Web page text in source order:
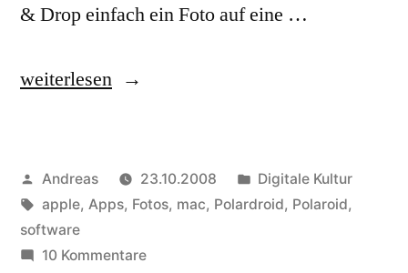
& Drop einfach ein Foto auf eine …
„Digitale
Old
School
mit
weiterlesen
Veröffentlicht
von
Andreas 23.10.2008
Veröffentlicht
in
Digitale Kultur
Schlagwörter:
apple, Apps, Fotos, mac, Polardroid, Polaroid,
software
10 Kommentarezu